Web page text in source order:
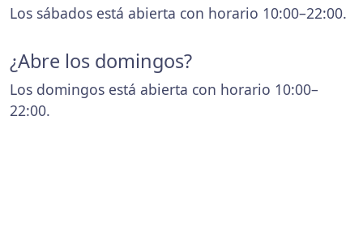
Los sábados está abierta con horario 10:00–22:00.
¿Abre los domingos?
Los domingos está abierta con horario 10:00–
22:00.